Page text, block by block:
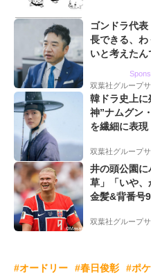
ゴンドラ代
長できる、
いと考えた
双葉社グループサ
韓ドラ史上
神”ナムグン
を繊細に表現
双葉社グループサ
井の頭公園
草」「いや、
金髪&背番号
ー”映像が話
双葉社グループサ
#オードリー #春日俊彰 #ポ